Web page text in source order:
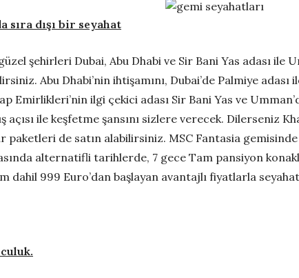
sıra dışı bir seyahat
şehirleri Dubai, Abu Dhabi ve Sir Bani Yas adası ile
Abu Dhabi’nin ihtişamını, Dubai’de Palmiye
Emirlikleri’nin ilgi çekici adası Sir Bani Yas ve
açısı ile keşfetme şansını sizlere verecek. Dilerseniz
de satın alabilirsiniz. MSC Fantasia
alternatifli tarihlerde, 7 gece Tam pansiyon
dahil 999 Euro’dan başlayan avantajlı fiyatlarla